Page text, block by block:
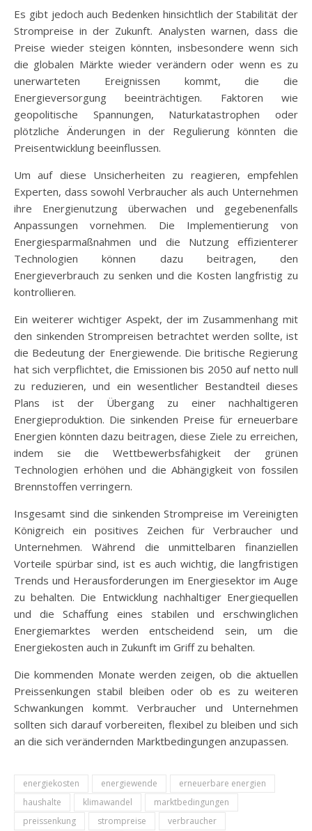
Es gibt jedoch auch Bedenken hinsichtlich der Stabilität der
Strompreise in der Zukunft. Analysten warnen, dass die
Preise wieder steigen könnten, insbesondere wenn sich
die globalen Märkte wieder verändern oder wenn es zu
unerwarteten Ereignissen kommt, die die
Energieversorgung beeinträchtigen. Faktoren wie
geopolitische Spannungen, Naturkatastrophen oder
plötzliche Änderungen in der Regulierung könnten die
Preisentwicklung beeinflussen.
Um auf diese Unsicherheiten zu reagieren, empfehlen
Experten, dass sowohl Verbraucher als auch Unternehmen
ihre Energienutzung überwachen und gegebenenfalls
Anpassungen vornehmen. Die Implementierung von
Energiesparmaßnahmen und die Nutzung effizienterer
Technologien können dazu beitragen, den
Energieverbrauch zu senken und die Kosten langfristig zu
kontrollieren.
Ein weiterer wichtiger Aspekt, der im Zusammenhang mit
den sinkenden Strompreisen betrachtet werden sollte, ist
die Bedeutung der Energiewende. Die britische Regierung
hat sich verpflichtet, die Emissionen bis 2050 auf netto null
zu reduzieren, und ein wesentlicher Bestandteil dieses
Plans ist der Übergang zu einer nachhaltigeren
Energieproduktion. Die sinkenden Preise für erneuerbare
Energien könnten dazu beitragen, diese Ziele zu erreichen,
indem sie die Wettbewerbsfähigkeit der grünen
Technologien erhöhen und die Abhängigkeit von fossilen
Brennstoffen verringern.
Insgesamt sind die sinkenden Strompreise im Vereinigten
Königreich ein positives Zeichen für Verbraucher und
Unternehmen. Während die unmittelbaren finanziellen
Vorteile spürbar sind, ist es auch wichtig, die langfristigen
Trends und Herausforderungen im Energiesektor im Auge
zu behalten. Die Entwicklung nachhaltiger Energiequellen
und die Schaffung eines stabilen und erschwinglichen
Energiemarktes werden entscheidend sein, um die
Energiekosten auch in Zukunft im Griff zu behalten.
Die kommenden Monate werden zeigen, ob die aktuellen
Preissenkungen stabil bleiben oder ob es zu weiteren
Schwankungen kommt. Verbraucher und Unternehmen
sollten sich darauf vorbereiten, flexibel zu bleiben und sich
an die sich verändernden Marktbedingungen anzupassen.
energiekosten energiewende
erneuerbare energien
haushalte
klimawandel
marktbedingungen
preissenkung
strompreise
verbraucher